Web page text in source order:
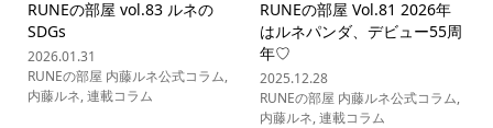
RUNEの部屋 vol.83 ルネの
SDGs
2026.01.31
RUNEの部屋 内藤ルネ公式コラム,
内藤ルネ,連載コラム
RUNEの部屋 Vol.81 2026年
はルネパンダ、デビュー55周
年♡
2025.12.28
RUNEの部屋 内藤ルネ公式コラム,
内藤ルネ,連載コラム